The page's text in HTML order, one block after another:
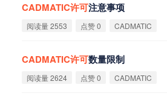
CADMATIC许可注意事项
阅读量 2553 点赞 0 CADMATIC
CADMATIC许可数量限制
阅读量 2624 点赞 0 CADMATIC